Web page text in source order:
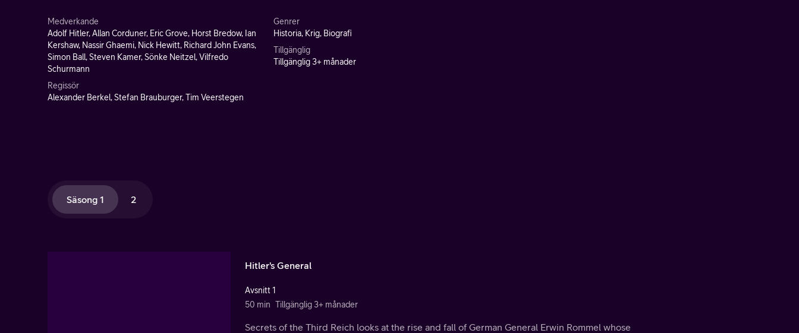
Medverkande
Adolf Hitler, Allan Corduner, Eric Grove, Horst Bredow, Ian
Kershaw, Nassir Ghaemi, Nick Hewitt, Richard John Evans,
Simon Ball, Steven Kamer, Sönke Neitzel, Vilfredo
Schurmann
Regissör
Alexander Berkel, Stefan Brauburger, Tim Veerstegen
Genrer
Historia, Krig, Biografi
Tillgänglig
Tillgänglig 3+ månader
Säsong 1 2
Hitler's General
Avsnitt 1
50 min Tillgänglig 3+ månader
Secrets of the Third Reich looks at the rise and fall of German General Erwin Rommel whose